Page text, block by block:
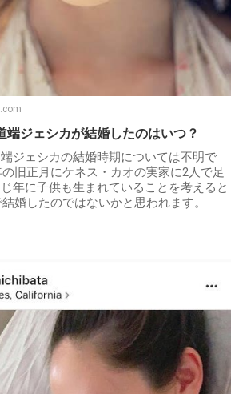
端ジェシカが結婚したのはいつ？
ジェシカの結婚時期については不明で
旧正月にケネス・カオの実家に2人で足
年に子供も生まれていることを考えると
婚したのではないかと思われます。